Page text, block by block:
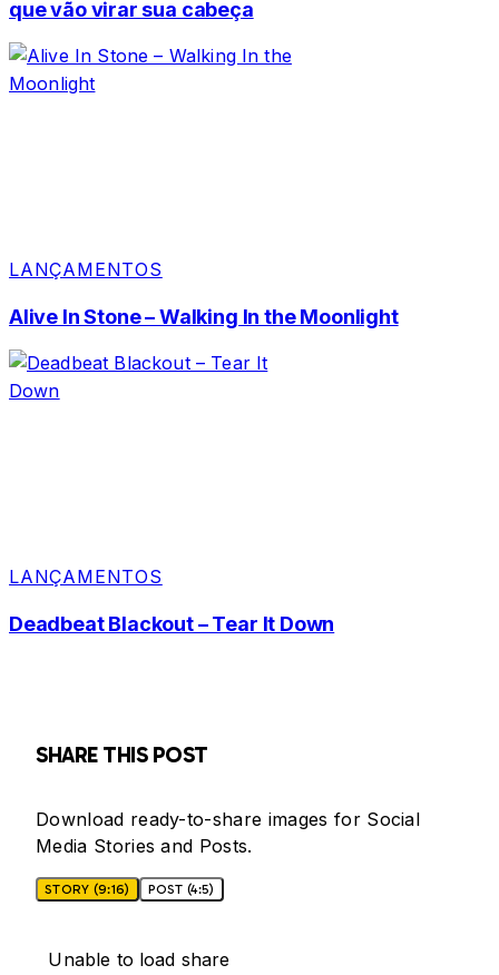
que vão virar sua cabeça
LANÇAMENTOS
Alive In Stone – Walking In the Moonlight
LANÇAMENTOS
Deadbeat Blackout – Tear It Down
SHARE THIS POST
Download ready-to-share images for Social
Media Stories and Posts.
STORY (9:16) POST (4:5)
Unable to load share